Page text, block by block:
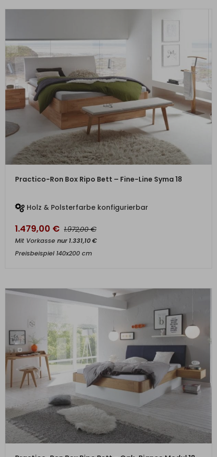
ZUM PRODUKT
Practico-Ron Box Ripo Bett – Fine-Line Syma 18
Holz & Polsterfarbe konfigurierbar
1.479,00 € 1.972,00€
Mit Vorkasse nur1.331,10€
Preisbeispiel 140x200 cm
ZUM PRODUKT